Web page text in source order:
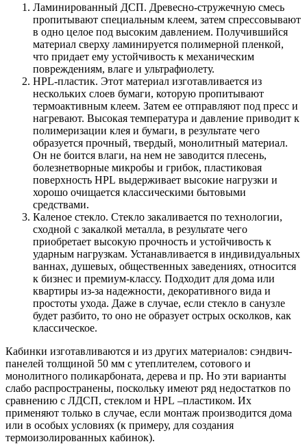
Ламинированный ДСП. Древесно-стружечную смесь
пропитывают специальным клеем, затем спрессовывают
в одно целое под высоким давлением. Получившийся
материал сверху ламинируется полимерной пленкой,
что придает ему устойчивость к механическим
повреждениям, влаге и ультрафиолету.
HPL-пластик. Этот материал изготавливается из
нескольких слоев бумаги, которую пропитывают
термоактивным клеем. Затем ее отправляют под пресс и
нагревают. Высокая температура и давление приводит к
полимеризации клея и бумаги, в результате чего
образуется прочный, твердый, монолитный материал.
Он не боится влаги, на нем не заводится плесень,
болезнетворные микробы и грибок, пластиковая
поверхность HPL выдерживает высокие нагрузки и
хорошо очищается классическими бытовыми
средствами.
Каленое стекло. Стекло закаливается по технологии,
сходной с закалкой металла, в результате чего
приобретает высокую прочность и устойчивость к
ударным нагрузкам. Устанавливается в индивидуальных
ваннах, душевых, общественных заведениях, относится
к бизнес и премиум-классу. Подходит для дома или
квартиры из-за надежности, декоративного вида и
простоты ухода. Даже в случае, если стекло в санузле
будет разбито, то оно не образует острых осколков, как
классическое.
Кабинки изготавливаются и из других материалов: сэндвич-
панелей толщиной 50 мм с утеплителем, сотового и
монолитного поликарбоната, дерева и пр. Но эти варианты
слабо распространены, поскольку имеют ряд недостатков по
сравнению с ЛДСП, стеклом и HPL –пластиком. Их
применяют только в случае, если монтаж производится дома
или в особых условиях (к примеру, для создания
термоизолированных кабинок).